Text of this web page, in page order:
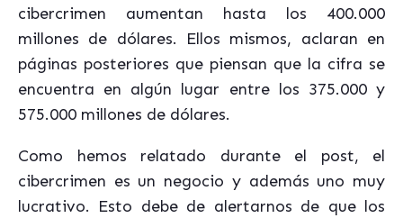
cibercrimen aumentan hasta los 400.000
millones de dólares. Ellos mismos, aclaran en
páginas posteriores que piensan que la cifra se
encuentra en algún lugar entre los 375.000 y
575.000 millones de dólares.
Como hemos relatado durante el post, el
cibercrimen es un negocio y además uno muy
lucrativo. Esto debe de alertarnos de que los